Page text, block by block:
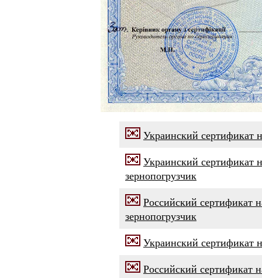
Украинский сертификат
Украинский сертификат
зернопогрузчик
Российский сертификат
зернопогрузчик
Украинский сертификат
Российский сертификат